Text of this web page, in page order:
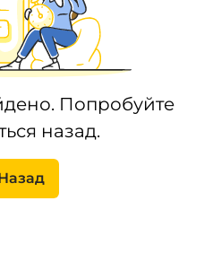
Попробуйте
назад.